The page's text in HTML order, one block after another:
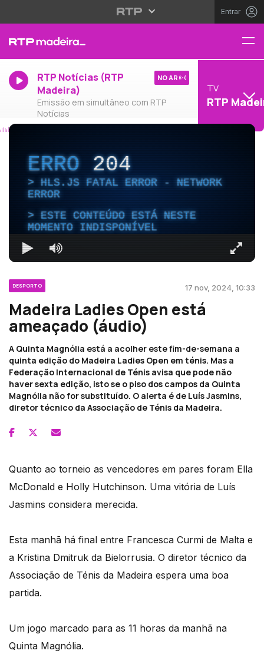
Entrar
RTP Notícias (RTP
Madeira)
Emissão em simultâneo com RTP
Notícias
NO AR
TV
RTP
ERRO204
HLS.JS FATAL ERROR - NETWORK
ERROR
ESTE CONTEÚDO ESTÁ NESTE
MOMENTO INDISPONÍVEL
DESPORTO 17 nov, 2024, 10:33
Madeira Ladies Open está
ameaçado (áudio)
A Quinta Magnólia está a acolher este fim-de-semana a
quinta edição do Madeira Ladies Open em ténis. Mas a
Federação Internacional de Ténis avisa que pode não
haver sexta edição, isto se o piso dos campos da Quinta
Magnólia não for substituído. O alerta é de Luís Jasmins,
diretor técnico da Associação de Ténis da Madeira.
Quanto ao torneio as vencedores em pares foram Ella
McDonald e Holly Hutchinson. Uma vitória de Luís
Jasmins considera merecida.
Esta manhã há final entre Francesca Curmi de Malta e
a Kristina Dmitruk da Bielorrusia. O diretor técnico da
Associação de Ténis da Madeira espera uma boa
partida.
Um jogo marcado para as 11 horas da manhã na
Quinta Magnólia.